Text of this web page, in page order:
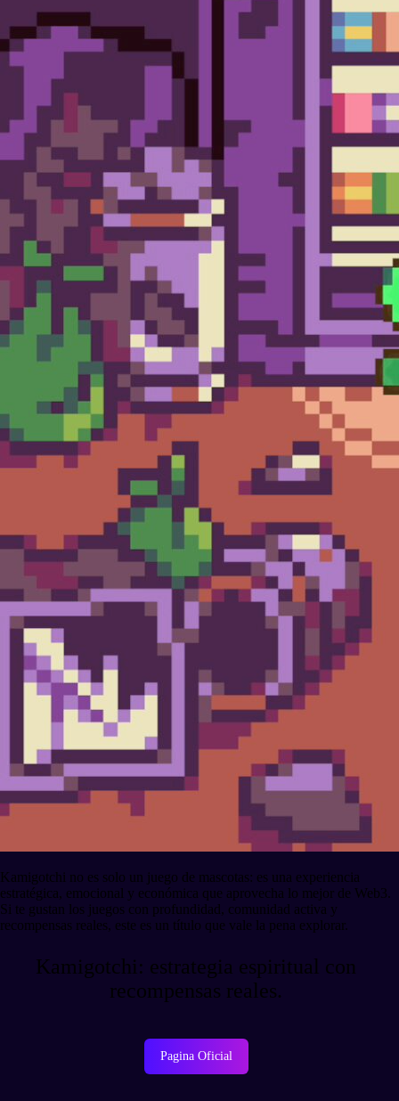
Kamigotchi no es solo un juego de mascotas: es una experiencia
estratégica, emocional y económica que aprovecha lo mejor de Web3.
Si te gustan los juegos con profundidad, comunidad activa y
recompensas reales, este es un título que vale la pena explorar.
Kamigotchi: estrategia espiritual con
recompensas reales.
Pagina Oficial